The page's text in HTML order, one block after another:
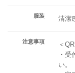
服装 清潔
注意事項
＜
・
い。